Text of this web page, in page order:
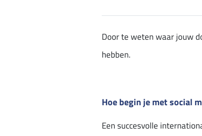
Door te weten waar jouw
hebben.
Hoe begin je met social
Een succesvolle